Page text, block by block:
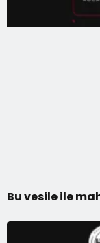
Bu vesile ile